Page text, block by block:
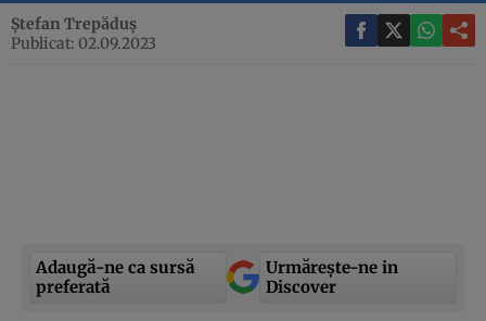
Ștefan Trepăduș
Publicat: 02.09.2023
Adaugă-ne ca sursă
preferată
Urmărește-ne in
Discover